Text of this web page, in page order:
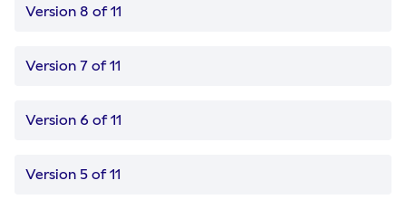
Version 8 of 11
Version 7 of 11
Version 6 of 11
Version 5 of 11